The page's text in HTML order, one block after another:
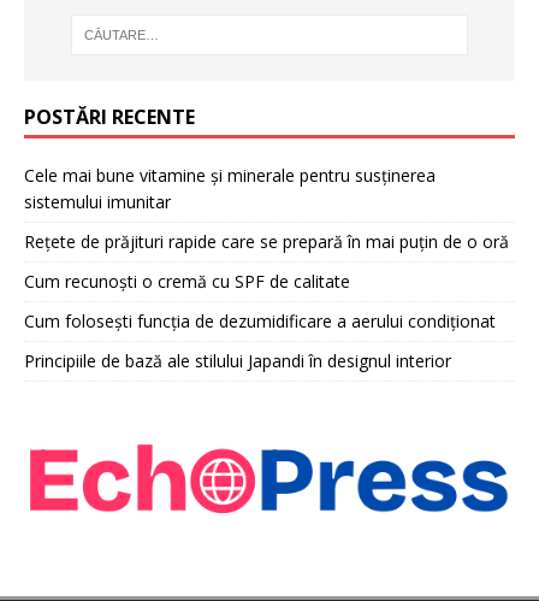
POSTĂRI RECENTE
Cele mai bune vitamine și minerale pentru susținerea
sistemului imunitar
Rețete de prăjituri rapide care se prepară în mai puțin de o oră
Cum recunoști o cremă cu SPF de calitate
Cum folosești funcția de dezumidificare a aerului condiționat
Principiile de bază ale stilului Japandi în designul interior